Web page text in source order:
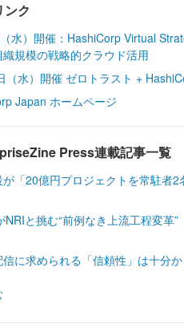
ンク
水）開催：HashiCorp Virtual
織規模の戦略的クラウド活用
（水）開催 ゼロトラスト +
Japan ホームページ
Press連載記事一覧
「20億円プロジェクトを常駐者
NRIと挑む“前例なき上流工程変
信に求められる「信頼性」は十分